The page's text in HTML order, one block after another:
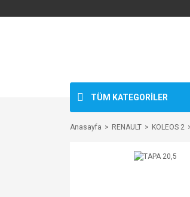
TÜM KATEGORİLER
Anasayfa RENAULT KOLEOS 2